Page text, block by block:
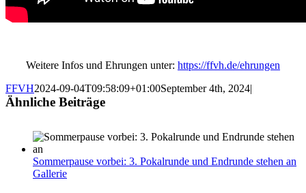
Weitere Infos und Ehrungen unter: https://ffvh.de/ehrungen
FFVH2024-09-04T09:58:09+01:00September 4th, 2024|
Ähnliche Beiträge
Sommerpause vorbei: 3. Pokalrunde und Endrunde stehen an
Gallerie